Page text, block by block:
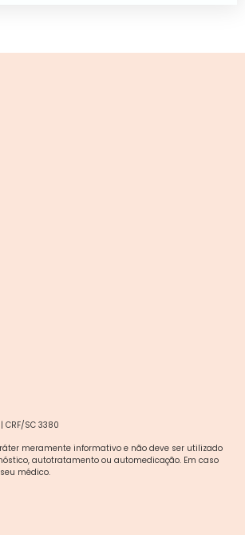
SC 3380
meramente informativo e não deve ser utilizado
autotratamento ou automedicação. Em caso
médico.